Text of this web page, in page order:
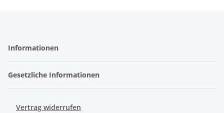
Informationen
Gesetzliche Informationen
Vertrag widerrufen